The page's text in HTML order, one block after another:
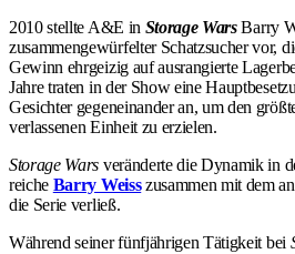
2010 stellte A&E in Storage WarsBarry
zusammengewürfelter Schatzsucher vor,
Gewinn ehrgeizig auf ausrangierte
Jahre traten in der Show eine
Gesichter gegeneinander an, um den
verlassenen Einheit zu erzielen.
Storage Wars veränderte die Dynamik in
reiche Barry Weisszusammen mit dem
die Serie verließ.
Während seiner fünfjährigen Tätigkeit bei